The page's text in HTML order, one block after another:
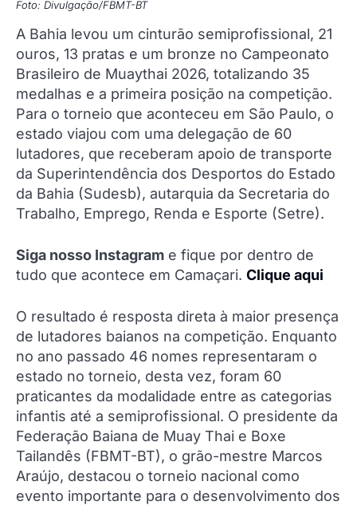
Foto: Divulgação/FBMT-BT
A Bahia levou um cinturão semiprofissional, 21
ouros, 13 pratas e um bronze no Campeonato
Brasileiro de Muaythai 2026, totalizando 35
medalhas e a primeira posição na competição.
Para o torneio que aconteceu em São Paulo, o
estado viajou com uma delegação de 60
lutadores, que receberam apoio de transporte
da Superintendência dos Desportos do Estado
da Bahia (Sudesb), autarquia da Secretaria do
Trabalho, Emprego, Renda e Esporte (Setre).
Siga nosso Instagram e fique por dentro de
tudo que acontece em Camaçari. Clique aqui
O resultado é resposta direta à maior presença
de lutadores baianos na competição. Enquanto
no ano passado 46 nomes representaram o
estado no torneio, desta vez, foram 60
praticantes da modalidade entre as categorias
infantis até a semiprofissional. O presidente da
Federação Baiana de Muay Thai e Boxe
Tailandês (FBMT-BT), o grão-mestre Marcos
Araújo, destacou o torneio nacional como
evento importante para o desenvolvimento dos